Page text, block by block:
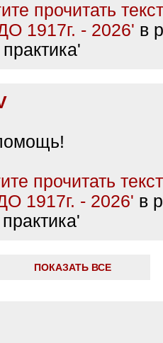
прочитать
1917г. - 2026' в
прочитать
1917г. - 2026' в
ПОКАЗАТЬ ВСЕ